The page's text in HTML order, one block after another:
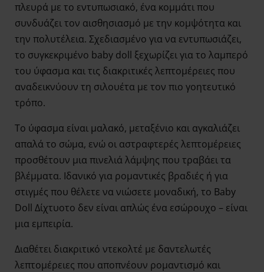
πλευρά με το εντυπωσιακό, ένα κομμάτι που
συνδυάζει τον αισθησιασμό με την κομψότητα και
την πολυτέλεια. Σχεδιασμένο για να εντυπωσιάζει,
το συγκεκριμένο baby doll ξεχωρίζει για το λαμπερό
του ύφασμα και τις διακριτικές λεπτομέρειες που
αναδεικνύουν τη σιλουέτα με τον πιο γοητευτικό
τρόπο.
Το ύφασμα είναι μαλακό, μεταξένιο και αγκαλιάζει
απαλά το σώμα, ενώ οι αστραφτερές λεπτομέρειες
προσθέτουν μια πινελιά λάμψης που τραβάει τα
βλέμματα. Ιδανικό για ρομαντικές βραδιές ή για
στιγμές που θέλετε να νιώσετε μοναδική, το Baby
Doll Δίχτυοτο δεν είναι απλώς ένα εσώρουχο – είναι
μια εμπειρία.
Διαθέτει διακριτικό ντεκολτέ με δαντελωτές
λεπτομέρειες που αποπνέουν ρομαντισμό και